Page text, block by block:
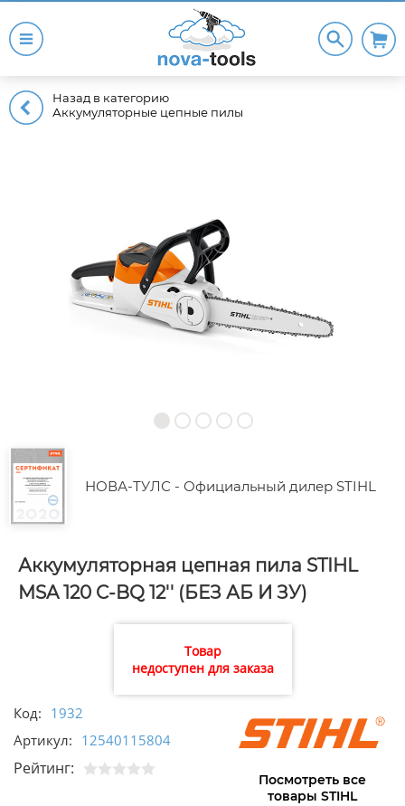
Назад в категорию
Аккумуляторные цепные пилы
НОВА-ТУЛС - Официальный дилер STIHL
Аккумуляторная цепная пила STIHL
MSA 120 C-BQ 12'' (БЕЗ АБ И ЗУ)
Товар
недоступен для заказа
Код: 1932
Артикул: 12540115804
Рейтинг:
Посмотреть все
товары STIHL